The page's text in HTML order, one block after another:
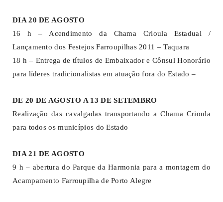
DIA 20 DE AGOSTO
16 h – Acendimento da Chama Crioula Estadual /
Lançamento dos Festejos Farroupilhas 2011 – Taquara
18 h – Entrega de títulos de Embaixador e Cônsul Honorário
para líderes tradicionalistas em atuação fora do Estado –
DE 20 DE AGOSTO A 13 DE SETEMBRO
Realização das cavalgadas transportando a Chama Crioula
para todos os municípios do Estado
DIA 21 DE AGOSTO
9 h – abertura do Parque da Harmonia para a montagem do
Acampamento Farroupilha de Porto Alegre